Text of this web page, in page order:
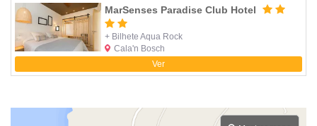
MarSenses Paradise Club Hotel
+ Bilhete Aqua Rock
Cala'n Bosch
Ver